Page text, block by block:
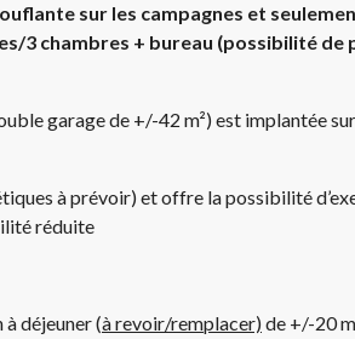
sur les campagnes et
3 chambres + bureau (possibilité
garage de +/-42 m²) est implantée
à prévoir) et offre la possibilité
réduite
déjeuner (à revoir/remplacer)de +/-20